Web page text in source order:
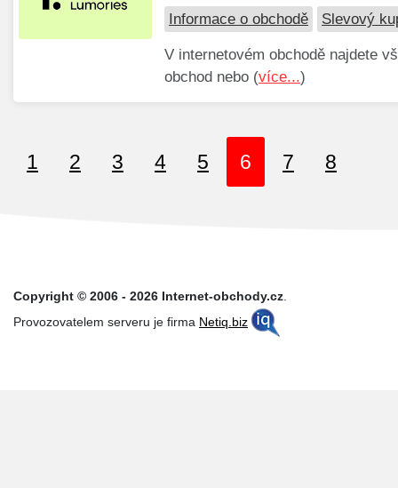
Informace o obchodě Slevový
V internetovém obchodě najdete
obchod nebo (více...)
1 2 3 4 5 6 7 8
Copyright © 2006 - 2026 Internet-obchody.cz.
Provozovatelem serveru je firma Netiq.biz